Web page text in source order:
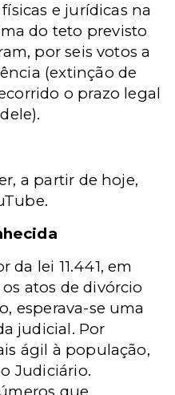
e jurídicas na
do teto previsto
por seis votos a
(extinção de
o prazo legal
a partir de hoje,
da lei 11.441, em
atos de divórcio
esperava-se uma
judicial. Por
ágil à população,
Judiciário.